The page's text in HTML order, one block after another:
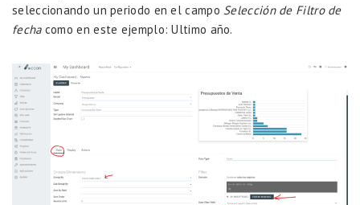
seleccionando un periodo en el campo Selección de Filtro de
fechacomo en este ejemplo: Ultimo año.